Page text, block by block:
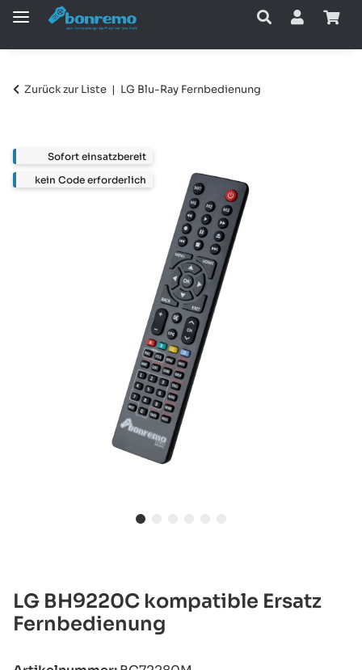
Zurück zur Liste LG Blu-Ray Fernbedienung
LG BH9220C kompatible Ersatz
Fernbedienung